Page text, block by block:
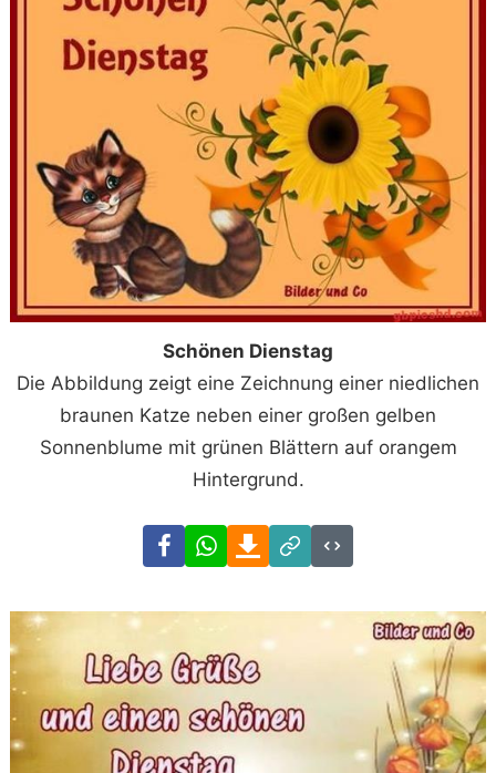
Schönen Dienstag
Die Abbildung zeigt eine Zeichnung einer niedlichen
braunen Katze neben einer großen gelben
Sonnenblume mit grünen Blättern auf orangem
Hintergrund.
FacebookWhatsAppDownload
Link
Code